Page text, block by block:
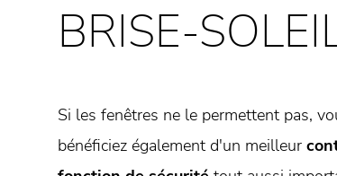
BRISE-
Si les fenêtres ne le permettent pas,
bénéficiez également d'un meilleur